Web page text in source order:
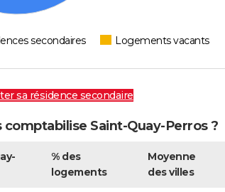
secondaires Logements vacants
sa résidence secondaire
Saint-Quay-Perros ?
% des
logements
Moyenne
des villes